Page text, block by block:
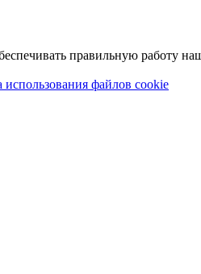
правильную работу
использования файлов cookie